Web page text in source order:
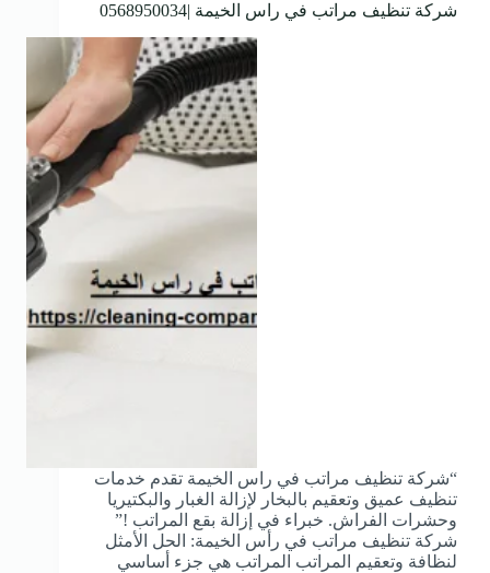
شركة تنظيف مراتب في راس الخيمة |0568950034
“شركة تنظيف مراتب في راس الخيمة تقدم خدمات
تنظيف عميق وتعقيم بالبخار لإزالة الغبار والبكتيريا
وحشرات الفراش. خبراء في إزالة بقع المراتب !”
شركة تنظيف مراتب في رأس الخيمة: الحل الأمثل
لنظافة وتعقيم المراتب المراتب هي جزء أساسي